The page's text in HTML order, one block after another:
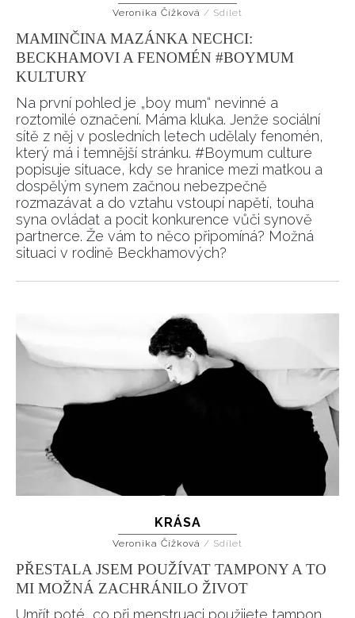
Veronika Čížková / Sdílet
MAMINČINA MAZÁNKA NECHCI:
BECKHAMOVI A FENOMÉN #BOYMUM
KULTURY
Na první pohled je „boy mum“ nevinné a
roztomilé označení. Máma kluka. Jenže sociální
sítě z něj v posledních letech udělaly fenomén,
který má i temnější stránku. #Boymum culture
popisuje situace, kdy se hranice mezi matkou a
dospělým synem začnou nebezpečně
rozmazávat a do vztahu vstoupí napětí, touha
syna ovládat a pocit konkurence vůči synově
partnerce. Že vám to něco připomíná? Možná
situaci v rodině Beckhamových?
KRÁSA
Veronika Čížková / Sdílet
PŘESTALA JSEM POUŽÍVAT TAMPONY A TO
MI MOŽNÁ ZACHRÁNILO ŽIVOT
Umřít poté, co při menstruaci použijete tampon.